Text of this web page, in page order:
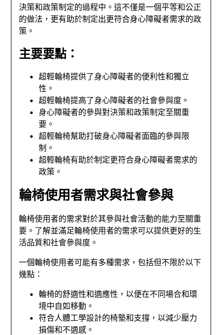
決策和政策制定的過程中。這不僅是一個平等和公正
的做法，更有助於制定出更符合身心障礙者需求的政
策。
主要要點：
超輕輪椅提供了身心障礙者的便利性和獨立
性。
超輕輪椅提高了身心障礙者的社會參與度。
身心障礙者的參與對決策和政策制定至關重
要。
超輕輪椅幫助打破身心障礙者面臨的參與限
制。
超輕輪椅有助於制定更符合身心障礙者需求的
政策。
輪椅使用者需求與社會參與
輪椅使用者的需求對於其參與社會活動的能力至關重
要。了解並滿足輪椅使用者的需求可以提供更好的生
活品質和社會參與度。
一個輪椅使用者可能有多種需求，包括但不限於以下
幾點：
輪椅的舒適性和適應性，以便在不同場合和環
境中自如移動。
符合人體工學設計的椅墊和支撐，以減少壓力
損傷和不適感。